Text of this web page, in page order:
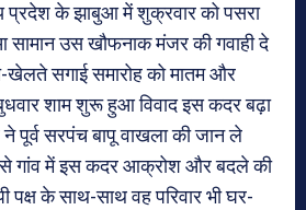
प्रदेश के झाबुआ में शुक्रवार को पसरा
सामान उस खौफनाक मंजर की गवाही दे
सगाई समारोह को मातम और
शाम शुरू हुआ विवाद इस कदर बढ़ा
पूर्व सरपंच बापू वाखला की जान ले
गांव में इस कदर आक्रोश और बदले की
के साथ-साथ वह परिवार भी घर-